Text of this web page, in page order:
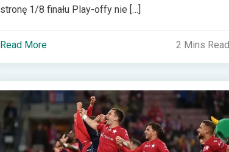
stronę 1/8 finału Play-offy nie […]
Read More 2 Mins Read